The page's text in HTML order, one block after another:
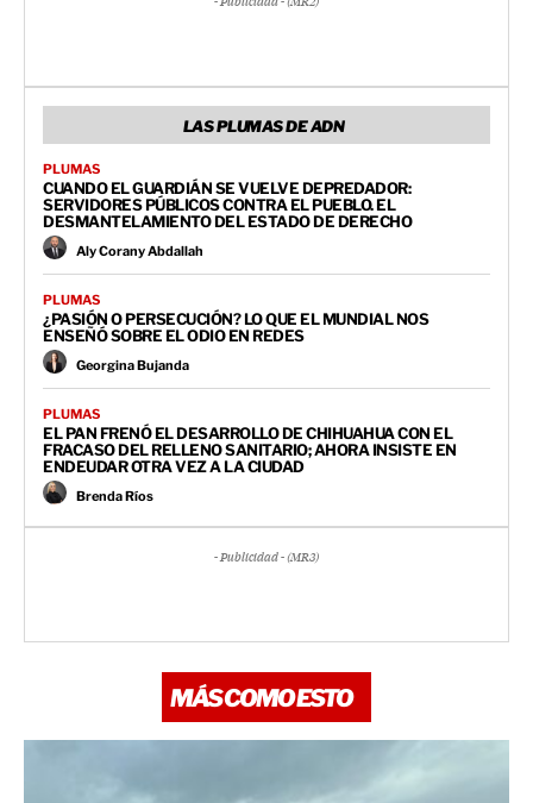
- Publicidad - (MR2)
LAS PLUMAS DE ADN
PLUMAS
CUANDO EL GUARDIÁN SE VUELVE DEPREDADOR:
SERVIDORES PÚBLICOS CONTRA EL PUEBLO. EL
DESMANTELAMIENTO DEL ESTADO DE DERECHO
Aly Corany Abdallah
PLUMAS
¿PASIÓN O PERSECUCIÓN? LO QUE EL MUNDIAL NOS
ENSEÑÓ SOBRE EL ODIO EN REDES
Georgina Bujanda
PLUMAS
EL PAN FRENÓ EL DESARROLLO DE CHIHUAHUA CON EL
FRACASO DEL RELLENO SANITARIO; AHORA INSISTE EN
ENDEUDAR OTRA VEZ A LA CIUDAD
Brenda Ríos
- Publicidad - (MR3)
MÁS COMO ESTO